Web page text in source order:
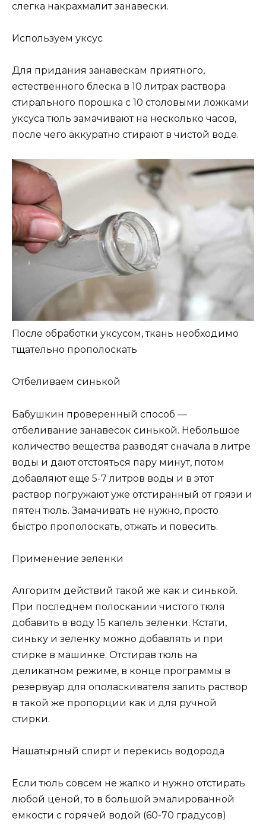
слегка накрахмалит занавески.
Используем уксус
Для придания занавескам приятного,
естественного блеска в 10 литрах раствора
стирального порошка с 10 столовыми ложками
уксуса тюль замачивают на несколько часов,
после чего аккуратно стирают в чистой воде.
После обработки уксусом, ткань необходимо
тщательно прополоскать
Отбеливаем синькой
Бабушкин проверенный способ —
отбеливание занавесок синькой. Небольшое
количество вещества разводят сначала в литре
воды и дают отстояться пару минут, потом
добавляют еще 5-7 литров воды и в этот
раствор погружают уже отстиранный от грязи и
пятен тюль. Замачивать не нужно, просто
быстро прополоскать, отжать и повесить.
Применение зеленки
Алгоритм действий такой же как и синькой.
При последнем полоскании чистого тюля
добавить в воду 15 капель зеленки. Кстати,
синьку и зеленку можно добавлять и при
стирке в машинке. Отстирав тюль на
деликатном режиме, в конце программы в
резервуар для ополаскивателя залить раствор
в такой же пропорции как и для ручной
стирки.
Нашатырный спирт и перекись водорода
Если тюль совсем не жалко и нужно отстирать
любой ценой, то в большой эмалированной
емкости с горячей водой (60-70 градусов)